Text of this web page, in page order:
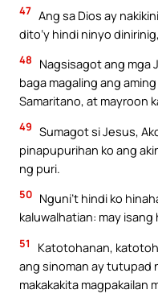
47 Ang sa Dios ay
dito’y hindi ninyo
48
Nagsisagot ang mga
baga magaling ang
Samaritano, at mayroon
49 Sumagot si Jesus,
pinapupurihan ko ang
ng puri.
50 Nguni’t hindi ko
kaluwalhatian: may
51
Katotohanan,
ang sinoman ay tutupad
makakakita magpakailan